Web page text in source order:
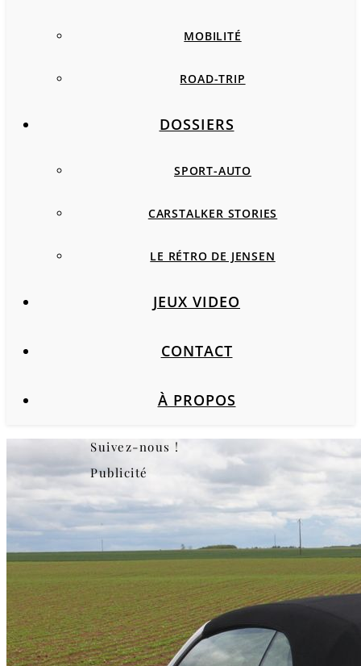
MOBILITÉ
ROAD-TRIP
DOSSIERS
SPORT-AUTO
CARSTALKER STORIES
LE RÉTRO DE JENSEN
JEUX VIDEO
CONTACT
À PROPOS
Suivez-nous !
Publicité